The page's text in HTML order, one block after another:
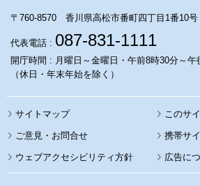
〒760-8570 香川県高松市番町四丁目1番10号
代表電話 : 087-831-1111
開庁時間 : 月曜日～金曜日・午前8時30分～午
（休日・年末年始を除く）
サイトマップ このサ
携帯サ
ウェブアクセシビリティ方針 広告に